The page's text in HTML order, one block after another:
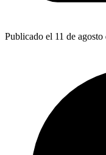
Publicado el 11 de agosto